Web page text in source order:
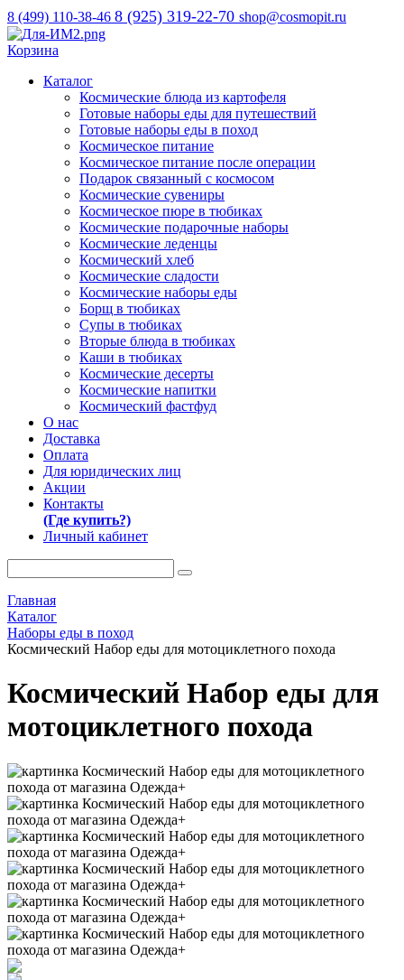
8 (499) 110-38-46 8 (925) 319-22-70 shop@cosmopit.ru
Корзина
Каталог
Космические блюда из картофеля
Готовые наборы еды для путешествий
Готовые наборы еды в поход
Космическое питание
Космическое питание после операции
Подарок связанный с космосом
Космические сувениры
Космическое пюре в тюбиках
Космические подарочные наборы
Космические леденцы
Космический хлеб
Космические сладости
Космические наборы еды
Борщ в тюбиках
Супы в тюбиках
Вторые блюда в тюбиках
Каши в тюбиках
Космические десерты
Космические напитки
Космический фастфуд
О нас
Доставка
Оплата
Для юридических лиц
Акции
Контакты
(Где купить?)
Личный кабинет
Главная
Каталог
Наборы еды в поход
Космический Набор еды для мотоциклетного похода
Космический Набор еды для
мотоциклетного похода